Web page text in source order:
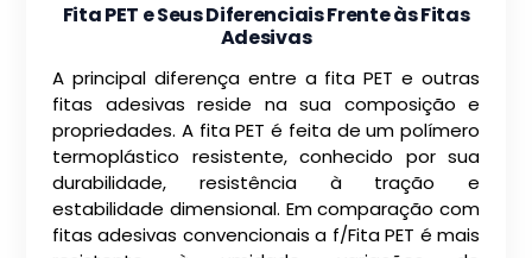
Fita PET e Seus Diferenciais Frente às Fitas
Adesivas
A principal diferença entre a fita PET e outras
fitas adesivas reside na sua composição e
propriedades. A fita PET é feita de um polímero
termoplástico resistente, conhecido por sua
durabilidade, resistência à tração e
estabilidade dimensional. Em comparação com
fitas adesivas convencionais a f/Fita PET é mais